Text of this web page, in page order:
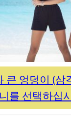
큰 엉덩이 (삼
를 선택하십